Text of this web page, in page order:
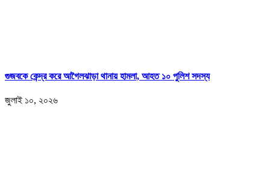
গুজবকে কেন্দ্র করে আগৈলঝাড়া থানায় হামলা, আহত ১০ পুলিশ সদস্য
জুলাই ১০, ২০২৬